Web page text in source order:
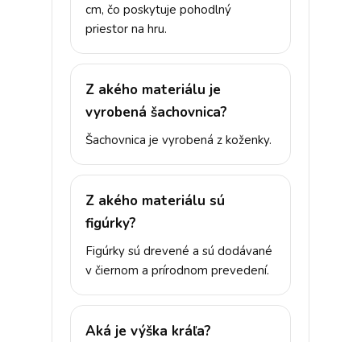
cm, čo poskytuje pohodlný
priestor na hru.
Z akého materiálu je
vyrobená šachovnica?
Šachovnica je vyrobená z koženky.
Z akého materiálu sú
figúrky?
Figúrky sú drevené a sú dodávané
v čiernom a prírodnom prevedení.
Aká je výška kráľa?